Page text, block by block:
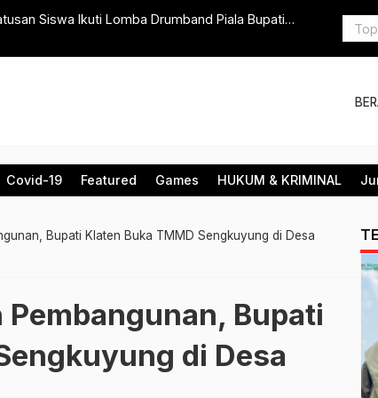
Siswa Ikuti Lomba Drumband Piala Bupati
Asik, KAI
Covid-19 Featured Games HUKUM & KRIMINAL
Bupati Klaten Buka TMMD Sengkuyung di Desa
Bupati
di Desa